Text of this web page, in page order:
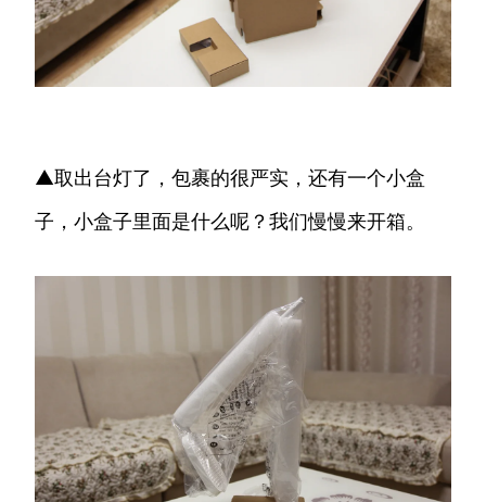
▲取出台灯了，包裹的很严实，还有一个小盒
子，小盒子里面是什么呢？我们慢慢来开箱。